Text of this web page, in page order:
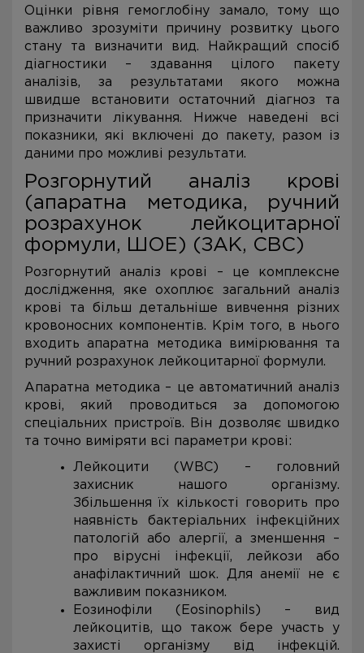
Оцінки рівня гемоглобіну замало, тому що
важливо зрозуміти причину розвитку цього
стану та визначити вид. Найкращий спосіб
діагностики – здавання цілого пакету
аналізів, за результатами якого можна
швидше встановити остаточний діагноз та
призначити лікування. Нижче наведені всі
показники, які включені до пакету, разом із
даними про можливі результати.
Розгорнутий аналіз крові
(апаратна методика, ручний
розрахунок лейкоцитарної
формули, ШОЕ) (ЗАК, CBC)
Розгорнутий аналіз крові – це комплексне
дослідження, яке охоплює загальний аналіз
крові та більш детальніше вивчення різних
кровоносних компонентів. Крім того, в нього
входить апаратна методика вимірювання та
ручний розрахунок лейкоцитарної формули.
Апаратна методика – це автоматичний аналіз
крові, який проводиться за допомогою
спеціальних пристроїв. Він дозволяє швидко
та точно виміряти всі параметри крові:
Лейкоцити (WBC) – головний
захисник нашого організму.
Збільшення їх кількості говорить про
наявність бактеріальних інфекційних
патологій або алергії, а зменшення –
про вірусні інфекції, лейкози або
анафілактичний шок. Для анемії не є
важливим показником.
Еозинофіли (Eosinophils) – вид
лейкоцитів, що також бере участь у
захисті організму від інфекцій.